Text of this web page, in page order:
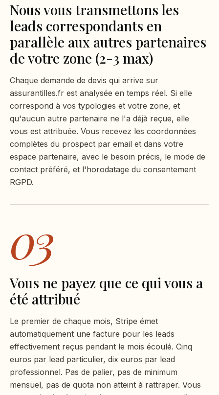
Nous vous transmettons les
leads correspondants en
parallèle aux autres partenaires
de votre zone (2-3 max)
Chaque demande de devis qui arrive sur
assurantilles.fr est analysée en temps réel. Si elle
correspond à vos typologies et votre zone, et
qu'aucun autre partenaire ne l'a déjà reçue, elle
vous est attribuée. Vous recevez les coordonnées
complètes du prospect par email et dans votre
espace partenaire, avec le besoin précis, le mode de
contact préféré, et l'horodatage du consentement
RGPD.
03
Vous ne payez que ce qui vous a
été attribué
Le premier de chaque mois, Stripe émet
automatiquement une facture pour les leads
effectivement reçus pendant le mois écoulé. Cinq
euros par lead particulier, dix euros par lead
professionnel. Pas de palier, pas de minimum
mensuel, pas de quota non atteint à rattraper. Vous